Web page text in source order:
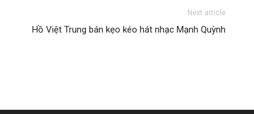
Next article
Hồ Việt Trung bán kẹo kéo hát nhạc Mạnh Quỳnh